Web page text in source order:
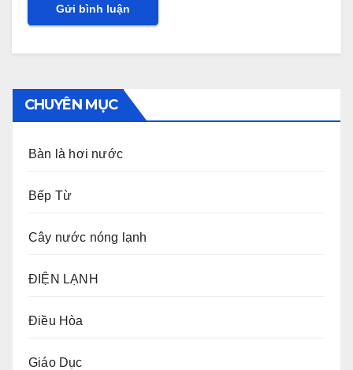
CHUYÊN MỤC
Bàn là hơi nước
Bếp Từ
Cây nước nóng lạnh
ĐIỆN LẠNH
Điều Hòa
Giáo Dục